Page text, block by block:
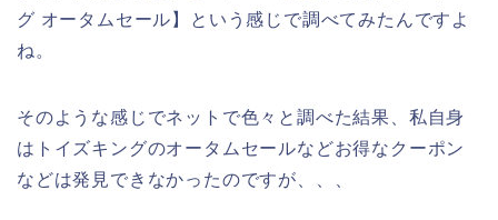
グ オータムセール】という感じで調べてみたんですよ
ね。
そのような感じでネットで色々と調べた結果、私自身
はトイズキングのオータムセールなどお得なクーポン
などは発見できなかったのですが、、、